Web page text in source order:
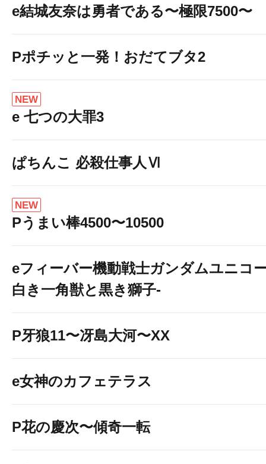
e結城友奈は勇者である〜極限7500〜
Pポチッと一発！おだてブタ2
NEW
e 七つの大罪3
ぱちんこ 必殺仕事人Ⅵ
NEW
Pうまい棒4500〜10500
eフィーバー機動戦士ガンダムユニコ
白き一角獣と黒き獅子-
P牙狼11〜冴島大河〜XX
e女神のカフェテラス
P花の慶次〜傾奇一転